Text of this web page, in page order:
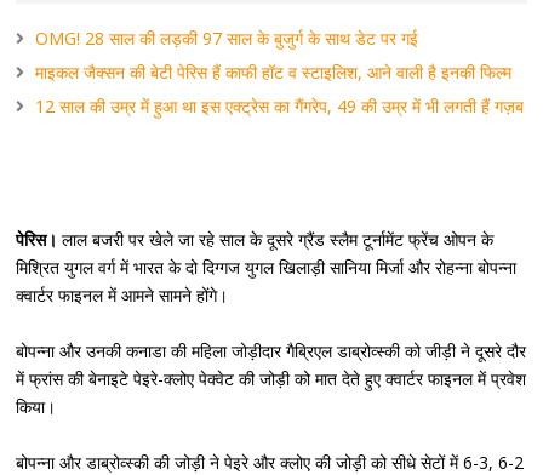
OMG! 28 साल की लड़की 97 साल के बुजुर्ग के साथ डेट पर गई
माइकल जैक्सन की बेटी पेरिस हैं काफी हॉट व स्टाइलिश, आने वाली है इनकी फिल्म
12 साल की उम्र में हुआ था इस एक्ट्रेस का गैंगरेप, 49 की उम्र में भी लगती हैं गज़ब
पेरिस।लाल बजरी पर खेले जा रहे साल के दूसरे ग्रैंड स्लैम टूर्नामेंट फ्रेंच ओपन के
मिश्रित युगल वर्ग में भारत के दो दिग्गज युगल खिलाड़ी सानिया मिर्जा और रोहन्ना बोपन्ना
क्वार्टर फाइनल में आमने सामने होंगे।
बोपन्ना और उनकी कनाडा की महिला जोड़ीदार गैब्रिएल डाब्रोव्स्की को जीड़ी ने दूसरे दौर
में फ्रांस की बेनाइटे पेइरे-क्लोए पेक्वेट की जोड़ी को मात देते हुए क्वार्टर फाइनल में प्रवेश
किया।
बोपन्ना और डाब्रोव्स्की की जोड़ी ने पेइरे और क्लोए की जोड़ी को सीधे सेटों में 6-3, 6-2